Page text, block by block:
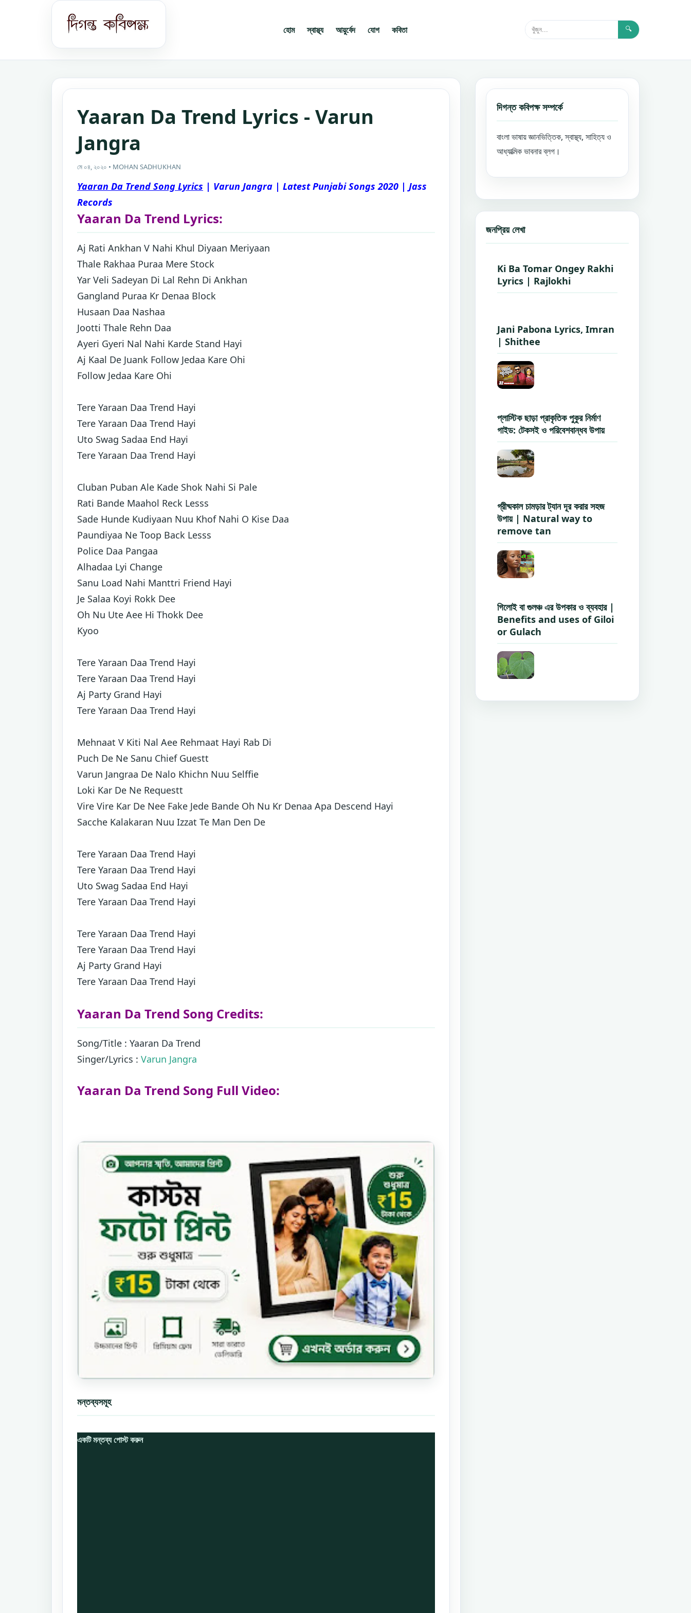
হোম স্বাস্থ্য আয়ুর্বেদ যোগ কবিতা 🔍
Yaaran Da Trend Lyrics - Varun
Jangra
মে ০৪, ২০২০ • MOHAN SADHUKHAN
Yaaran Da Trend Song Lyrics | Varun Jangra | Latest Punjabi Songs 2020 | Jass
Records
Yaaran Da Trend Lyrics:
Aj Rati Ankhan V Nahi Khul Diyaan Meriyaan
Thale Rakhaa Puraa Mere Stock
Yar Veli Sadeyan Di Lal Rehn Di Ankhan
Gangland Puraa Kr Denaa Block
Husaan Daa Nashaa
Jootti Thale Rehn Daa
Ayeri Gyeri Nal Nahi Karde Stand Hayi
Aj Kaal De Juank Follow Jedaa Kare Ohi
Follow Jedaa Kare Ohi
Tere Yaraan Daa Trend Hayi
Tere Yaraan Daa Trend Hayi
Uto Swag Sadaa End Hayi
Tere Yaraan Daa Trend Hayi
Cluban Puban Ale Kade Shok Nahi Si Pale
Rati Bande Maahol Reck Lesss
Sade Hunde Kudiyaan Nuu Khof Nahi O Kise Daa
Paundiyaa Ne Toop Back Lesss
Police Daa Pangaa
Alhadaa Lyi Change
Sanu Load Nahi Manttri Friend Hayi
Je Salaa Koyi Rokk Dee
Oh Nu Ute Aee Hi Thokk Dee
Kyoo
Tere Yaraan Daa Trend Hayi
Tere Yaraan Daa Trend Hayi
Aj Party Grand Hayi
Tere Yaraan Daa Trend Hayi
Mehnaat V Kiti Nal Aee Rehmaat Hayi Rab Di
Puch De Ne Sanu Chief Guestt
Varun Jangraa De Nalo Khichn Nuu Selffie
Loki Kar De Ne Requestt
Vire Vire Kar De Nee Fake Jede Bande Oh Nu Kr Denaa Apa Descend Hayi
Sacche Kalakaran Nuu Izzat Te Man Den De
Tere Yaraan Daa Trend Hayi
Tere Yaraan Daa Trend Hayi
Uto Swag Sadaa End Hayi
Tere Yaraan Daa Trend Hayi
Tere Yaraan Daa Trend Hayi
Tere Yaraan Daa Trend Hayi
Aj Party Grand Hayi
Tere Yaraan Daa Trend Hayi
Yaaran Da Trend Song Credits:
Song/Title : Yaaran Da Trend
Singer/Lyrics : Varun Jangra
Yaaran Da Trend Song Full Video:
মন্তব্যসমূহ
একটি মন্তব্য পোস্ট করুন
দিগন্ত কবিপক্ষ সম্পর্কে
বাংলা ভাষায় জ্ঞানভিত্তিক, স্বাস্থ্য, সাহিত্য ও
আধ্যাত্মিক ভাবনার ব্লগ।
জনপ্রিয় লেখা
Ki Ba Tomar Ongey Rakhi
Lyrics | Rajlokhi
Jani Pabona Lyrics, Imran
| Shithee
প্লাস্টিক ছাড়া প্রাকৃতিক পুকুর নির্মাণ
গাইড: টেকসই ও পরিবেশবান্ধব উপায়
গ্রীষ্মকাল চামড়ার ট্যান দূর করার সহজ
উপায় | Natural way to
remove tan
গিলোই বা গুলঞ্চ এর উপকার ও ব্যবহার |
Benefits and uses of Giloi
or Gulach